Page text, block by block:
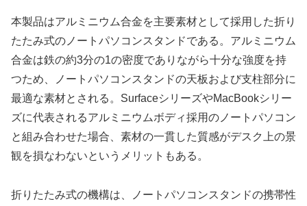
本製品はアルミニウム合金を主要素材として採用した折り
たたみ式のノートパソコンスタンドである。アルミニウム
合金は鉄の約3分の1の密度でありながら十分な強度を持
つため、ノートパソコンスタンドの天板および支柱部分に
最適な素材とされる。SurfaceシリーズやMacBookシリー
ズに代表されるアルミニウムボディ採用のノートパソコン
と組み合わせた場合、素材の一貫した質感がデスク上の景
観を損なわないというメリットもある。
折りたたみ式の機構は、ノートパソコンスタンドの携帯性